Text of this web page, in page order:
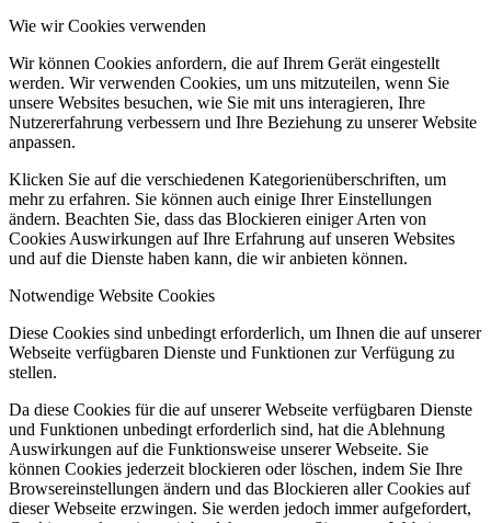
Wie wir Cookies verwenden
Wir können Cookies anfordern, die auf Ihrem Gerät eingestellt
werden. Wir verwenden Cookies, um uns mitzuteilen, wenn Sie
unsere Websites besuchen, wie Sie mit uns interagieren, Ihre
Nutzererfahrung verbessern und Ihre Beziehung zu unserer Website
anpassen.
Klicken Sie auf die verschiedenen Kategorienüberschriften, um
mehr zu erfahren. Sie können auch einige Ihrer Einstellungen
ändern. Beachten Sie, dass das Blockieren einiger Arten von
Cookies Auswirkungen auf Ihre Erfahrung auf unseren Websites
und auf die Dienste haben kann, die wir anbieten können.
Notwendige Website Cookies
Diese Cookies sind unbedingt erforderlich, um Ihnen die auf unserer
Webseite verfügbaren Dienste und Funktionen zur Verfügung zu
stellen.
Da diese Cookies für die auf unserer Webseite verfügbaren Dienste
und Funktionen unbedingt erforderlich sind, hat die Ablehnung
Auswirkungen auf die Funktionsweise unserer Webseite. Sie
können Cookies jederzeit blockieren oder löschen, indem Sie Ihre
Browsereinstellungen ändern und das Blockieren aller Cookies auf
dieser Webseite erzwingen. Sie werden jedoch immer aufgefordert,